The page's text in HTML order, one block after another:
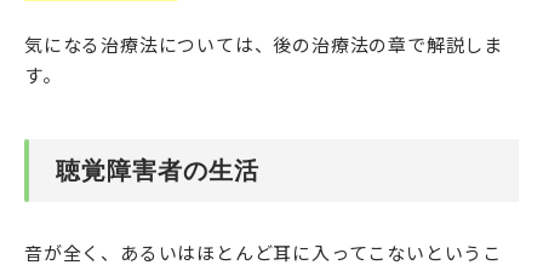
気になる治療法については、後の治療法の章で解説しま
す。
聴覚障害者の生活
音が全く、あるいはほとんど耳に入ってこないというこ